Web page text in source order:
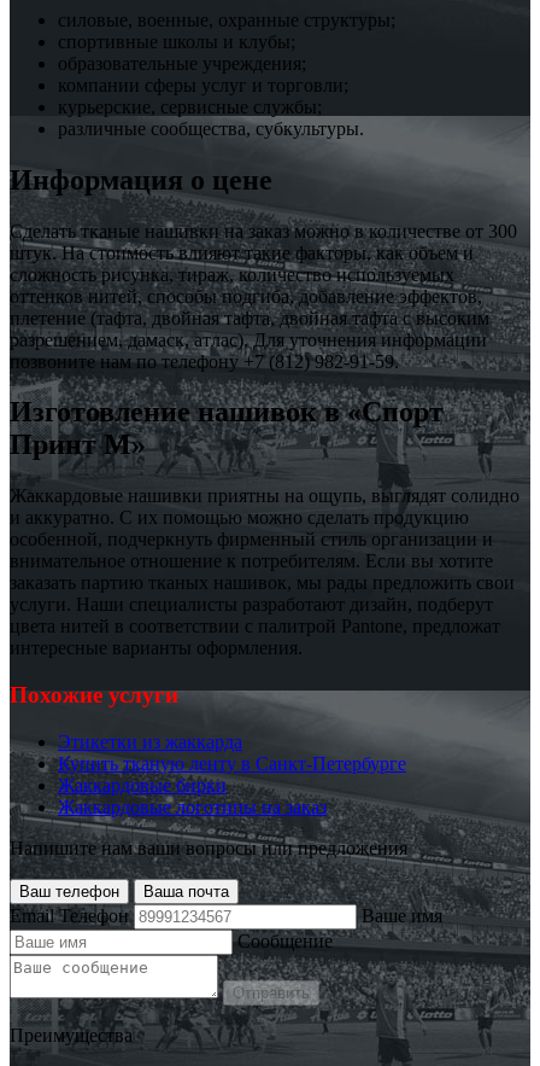
силовые, военные, охранные структуры;
спортивные школы и клубы;
образовательные учреждения;
компании сферы услуг и торговли;
курьерские, сервисные службы;
различные сообщества, субкультуры.
Информация о цене
Сделать тканые нашивки на заказ можно в количестве от 300
штук. На стоимость влияют такие факторы, как объем и
сложность рисунка, тираж, количество используемых
оттенков нитей, способы подгиба, добавление эффектов,
плетение (тафта, двойная тафта, двойная тафта с высоким
разрешением, дамаск, атлас). Для уточнения информации
позвоните нам по телефону +7 (812) 982-91-59.
Изготовление нашивок в «Спорт
Принт М»
Жаккардовые нашивки приятны на ощупь, выглядят солидно
и аккуратно. С их помощью можно сделать продукцию
особенной, подчеркнуть фирменный стиль организации и
внимательное отношение к потребителям. Если вы хотите
заказать партию тканых нашивок, мы рады предложить свои
услуги. Наши специалисты разработают дизайн, подберут
цвета нитей в соответствии с палитрой Pantone, предложат
интересные варианты оформления.
Похожие услуги
Этикетки из жаккарда
Купить тканую ленту в Санкт-Петербурге
Жаккардовые бирки
Жаккардовые логотипы на заказ
Напишите нам ваши вопросы или предложения
Ваш телефон Ваша почта
Email Телефон
Ваше имя
Сообщение
Отправить
Преимущества